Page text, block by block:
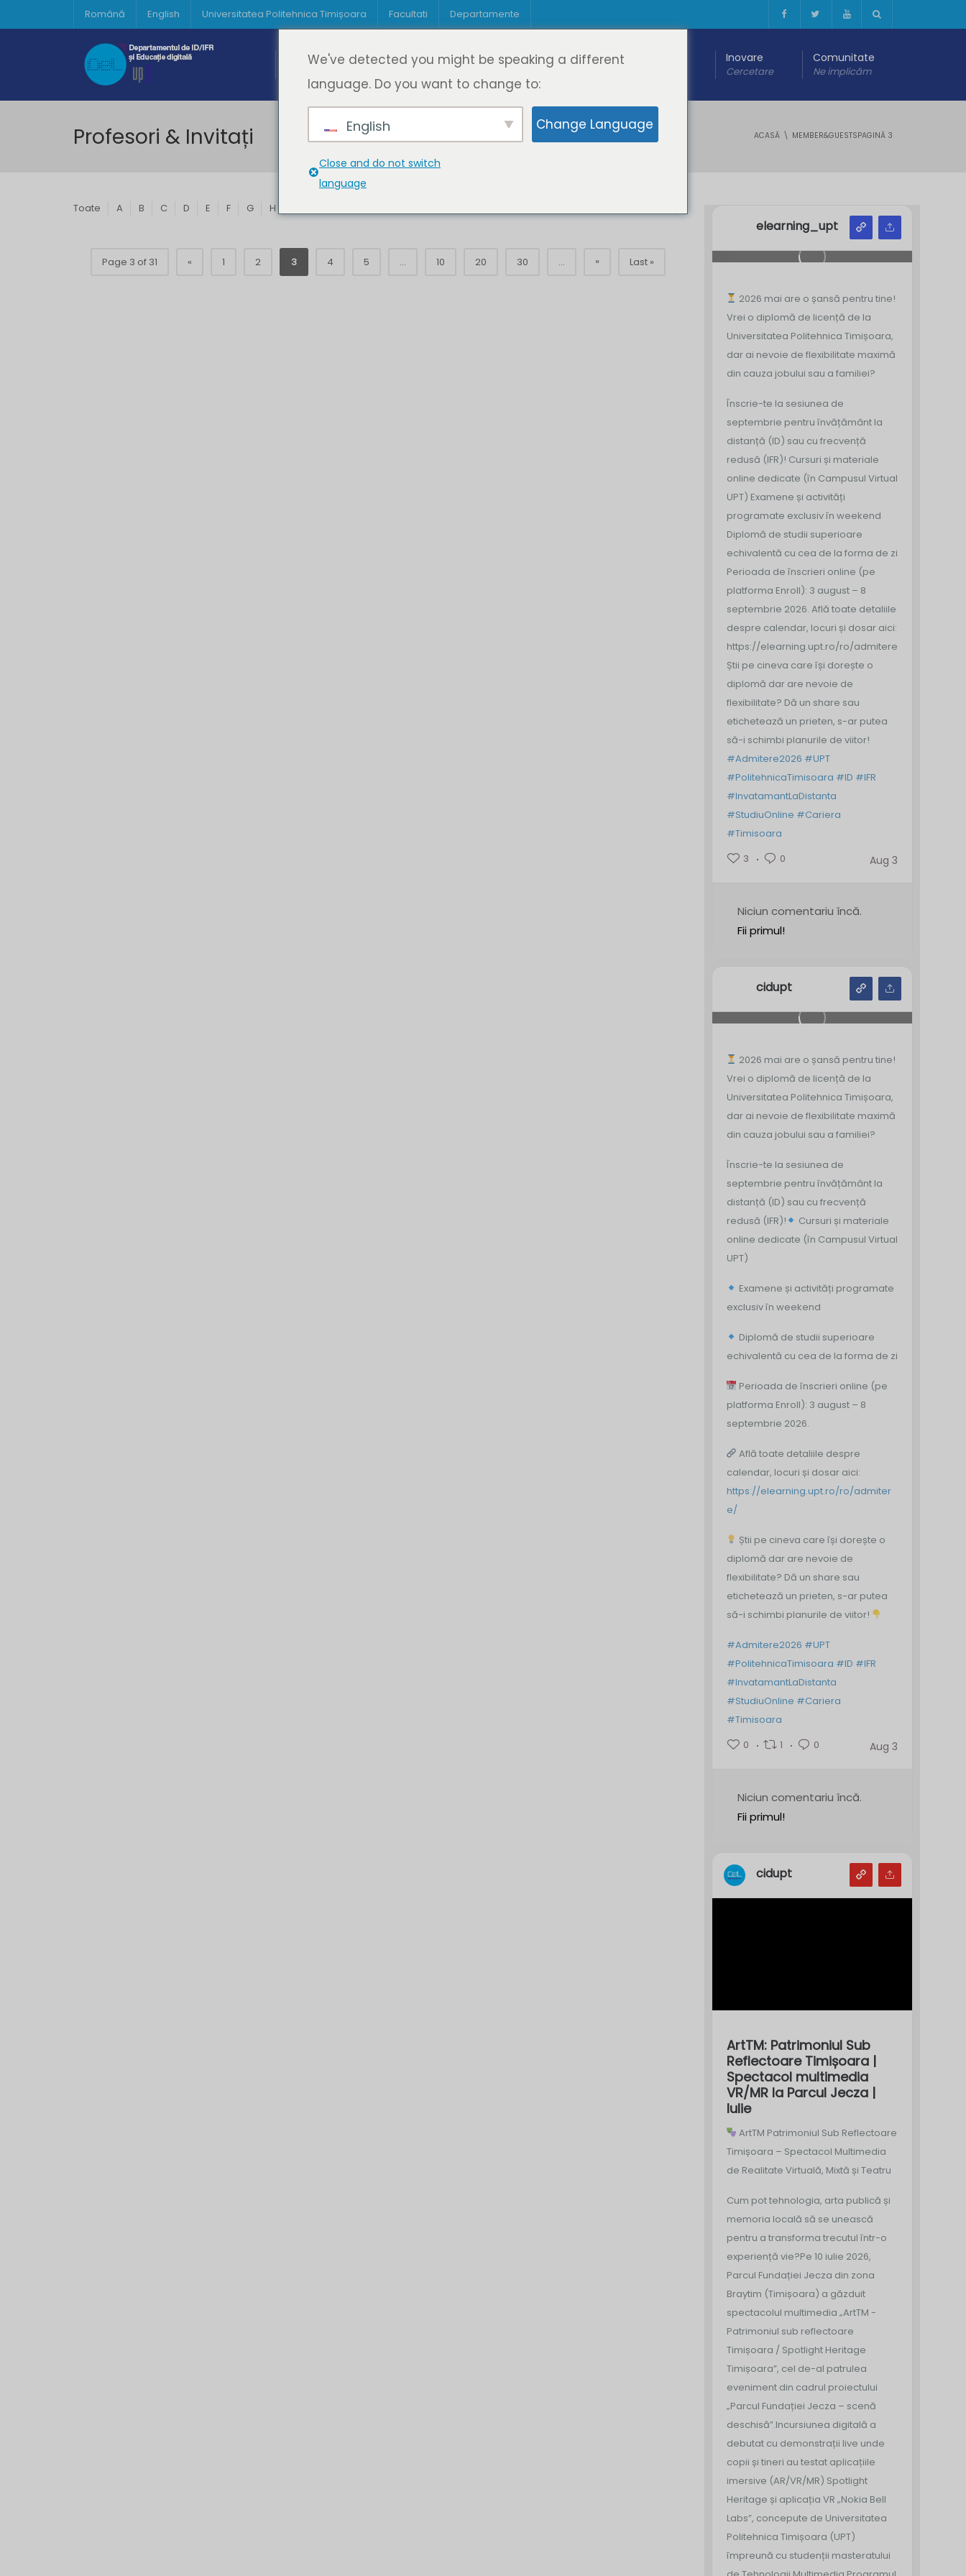
Română English Universitatea Politehnica Timișoara Facultati Departamente
Acasă Despre DeL
Cine suntem
Educație
Oferta de cursuri
Educație digitală Inovare
Cercetare
Comunitate
Ne implicăm
Profesori & Invitați ACASĂ MEMBER&GUESTSPAGINĂ 3
Toate A B C D E F G H
Page 3 of 31 « 1 2 3 4 5 ... 10 20 30 ... » Last »
elearning_upt
2026 mai are o șansă pentru tine!
Vrei o diplomă de licență de la
Universitatea Politehnica Timișoara,
dar ai nevoie de flexibilitate maximă
din cauza jobului sau a familiei?
Înscrie-te la sesiunea de
septembrie pentru învățământ la
distanță (ID) sau cu frecvență
redusă (IFR)! Cursuri și materiale
online dedicate (în Campusul Virtual
UPT) Examene și activități
programate exclusiv în weekend
Diplomă de studii superioare
echivalentă cu cea de la forma de zi
Perioada de înscrieri online (pe
platforma Enroll): 3 august – 8
septembrie 2026. Află toate detaliile
despre calendar, locuri și dosar aici:
https://elearning.upt.ro/ro/admitere/
Știi pe cineva care își dorește o
diplomă dar are nevoie de
flexibilitate? Dă un share sau
etichetează un prieten, s-ar putea
să-i schimbi planurile de viitor!
#Admitere2026 #UPT
#PolitehnicaTimisoara #ID #IFR
#InvatamantLaDistanta
#StudiuOnline #Cariera
#Timisoara
3
0 Aug 3
Niciun comentariu încă.
Fii primul!
cidupt
2026 mai are o șansă pentru tine!
Vrei o diplomă de licență de la
Universitatea Politehnica Timișoara,
dar ai nevoie de flexibilitate maximă
din cauza jobului sau a familiei?
Înscrie-te la sesiunea de
septembrie pentru învățământ la
distanță (ID) sau cu frecvență
redusă (IFR)!
Cursuri și materiale
online dedicate (în Campusul Virtual
UPT)
Examene și activități programate
exclusiv în weekend
Diplomă de studii superioare
echivalentă cu cea de la forma de zi
Perioada de înscrieri online (pe
platforma Enroll): 3 august – 8
septembrie 2026.
Află toate detaliile despre
calendar, locuri și dosar aici:
https://elearning.upt.ro/ro/admiter
e/
Știi pe cineva care își dorește o
diplomă dar are nevoie de
flexibilitate? Dă un share sau
etichetează un prieten, s-ar putea
să-i schimbi planurile de viitor!
#Admitere2026 #UPT
#PolitehnicaTimisoara #ID #IFR
#InvatamantLaDistanta
#StudiuOnline #Cariera
#Timisoara
0
1 0 Aug 3
Niciun comentariu încă.
Fii primul!
cidupt
ArtTM: Patrimoniul Sub
Reflectoare Timișoara |
Spectacol multimedia
VR/MR la Parcul Jecza |
Iulie
ArtTM Patrimoniul Sub Reflectoare
Timișoara – Spectacol Multimedia
de Realitate Virtuală, Mixtă și Teatru
Cum pot tehnologia, arta publică și
memoria locală să se unească
pentru a transforma trecutul într-o
experiență vie?Pe 10 iulie 2026,
Parcul Fundației Jecza din zona
Braytim (Timișoara) a găzduit
spectacolul multimedia „ArtTM -
Patrimoniul sub reflectoare
Timișoara / Spotlight Heritage
Timișoara”, cel de-al patrulea
eveniment din cadrul proiectului
„Parcul Fundației Jecza – scenă
deschisă”.Incursiunea digitală a
debutat cu demonstrații live unde
copii și tineri au testat aplicațiile
imersive (AR/VR/MR) Spotlight
Heritage și aplicația VR „Nokia Bell
Labs”, concepute de Universitatea
Politehnica Timișoara (UPT)
împreună cu studenții masteratului
We've detected you might be speaking a different
language. Do you want to change to:
English Change Language
Close and do not switch
language